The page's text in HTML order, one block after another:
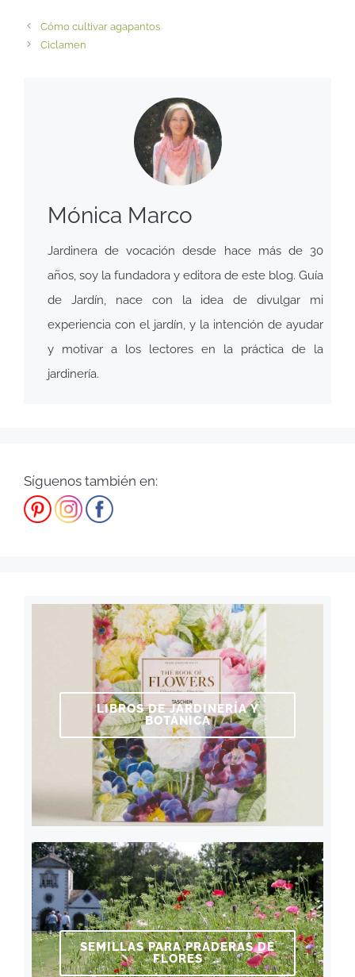
Cómo cultivar agapantos
Ciclamen
Mónica Marco
Jardinera de vocación desde hace más de 30
años, soy la fundadora y editora de este blog. Guía
de Jardín, nace con la idea de divulgar mi
experiencia con el jardín, y la intención de ayudar
y motivar a los lectores en la práctica de la
jardinería.
Síguenos también en:
LIBROS DE JARDINERÍA Y
BOTÁNICA
SEMILLAS PARA PRADERAS DE
FLORES